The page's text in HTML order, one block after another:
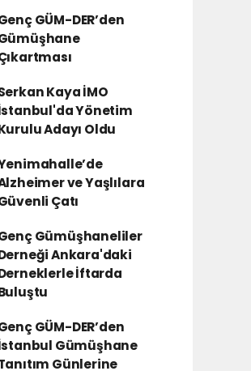
GÜM-DER’den
Kaya İMO
Yönetim
Adayı Oldu
ve Yaşlılara
Çatı
Gümüşhaneliler
Ankara'daki
İftarda
GÜM-DER’den
Gümüşhane
Günlerine